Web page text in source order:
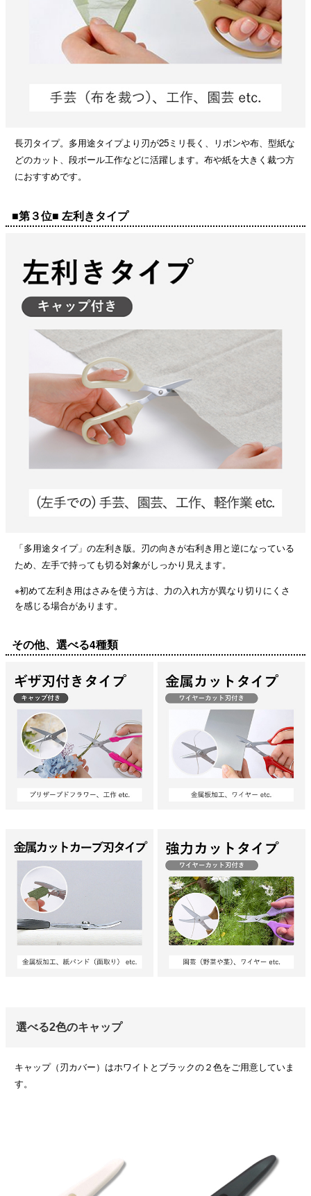
長刃タイプ。多用途タイプより刃が25ミリ長く、リボンや布、型紙な
どのカット、段ボール工作などに活躍します。布や紙を大きく裁つ方
におすすめです。
■第３位■ 左利きタイプ
「多用途タイプ」の左利き版。刃の向きが右利き用と逆になっている
ため、左手で持っても切る対象がしっかり見えます。
※初めて左利き用はさみを使う方は、力の入れ方が異なり切りにくさ
を感じる場合があります。
その他、選べる4種類
選べる2色のキャップ
キャップ（刃カバー）はホワイトとブラックの２色をご用意していま
す。